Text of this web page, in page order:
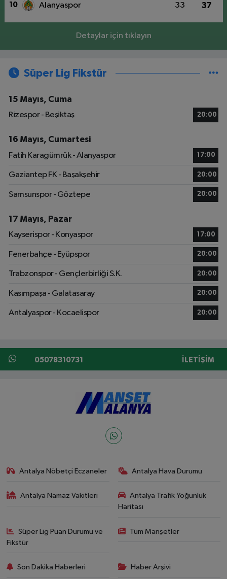
10 Alanyaspor 33 37
Detaylar için tıklayın
Süper Lig Fikstür
15 Mayıs, Cuma
Rizespor - Beşiktaş
20:00
16 Mayıs, Cumartesi
Fatih Karagümrük - Alanyaspor
17:00
Gaziantep FK - Başakşehir 20:00
Samsunspor - Göztepe 20:00
17 Mayıs, Pazar
Kayserispor - Konyaspor
17:00
Fenerbahçe - Eyüpspor 20:00
Trabzonspor - Gençlerbirliği S.K. 20:00
Kasımpaşa - Galatasaray 20:00
Antalyaspor - Kocaelispor 20:00
05078310731 İLETIŞIM
Antalya Nöbetçi Eczaneler Antalya Hava Durumu
Antalya Namaz Vakitleri
Antalya Trafik Yoğunluk
Haritası
Süper Lig Puan Durumu ve
Fikstür
Tüm Manşetler
Son Dakika Haberleri Haber Arşivi